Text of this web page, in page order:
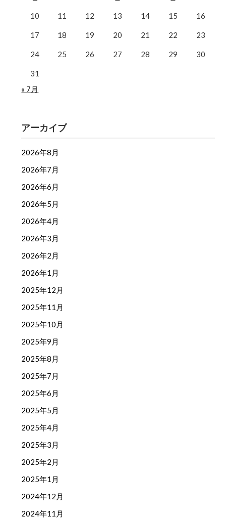
10 11 12 13 14 15 16
17 18 19 20 21 22 23
24 25 26 27 28 29 30
31
« 7月
アーカイブ
2026年8月
2026年7月
2026年6月
2026年5月
2026年4月
2026年3月
2026年2月
2026年1月
2025年12月
2025年11月
2025年10月
2025年9月
2025年8月
2025年7月
2025年6月
2025年5月
2025年4月
2025年3月
2025年2月
2025年1月
2024年12月
2024年11月